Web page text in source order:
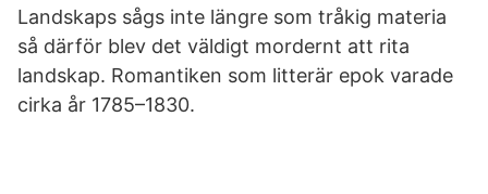
Landskaps sågs inte längre som tråkig materia
så därför blev det väldigt mordernt att rita
landskap. Romantiken som litterär epok varade
cirka år 1785–1830.